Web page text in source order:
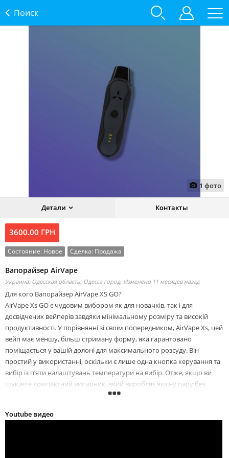
Поиск
1 фото
Детали Контакты
3600.00 ГРН
Состояние: Новое Сделка: Продажа
Вапорайзер AirVape
Украина, Одесская область, Одесса город, Изменено 11 месяцев назад
Для кого Вапорайзер AirVape XS GO?
AirVape Xs GO є чудовим вибором як для новачків, так і для
досвідчених вейперів завдяки мінімальному розміру та високій
продуктивності. У порівнянні зі своїм попередником, AirVape Xs, цей
вейп має меншу, більш стриману форму, яка гарантовано
поміщається у вашій долоні для максимального розсуду. Він
простий у використанні, оскільки є лише одна кнопка керування та
вибір із п’яти налаштувань температури на вибір. Отже, якщо ви
шукаєте компактний випарник, який виробляє якісну пару без
клопоту, AirVape Xs GO зробить вас задоволеними.
Компактний дизайн
Youtube видео